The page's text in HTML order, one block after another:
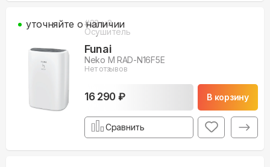
#23м3
Осушитель
Funai
Neko M RAD-N16F5E
Нет отзывов
16 290 ₽ В корзину
уточняйте о наличии
Сравнить